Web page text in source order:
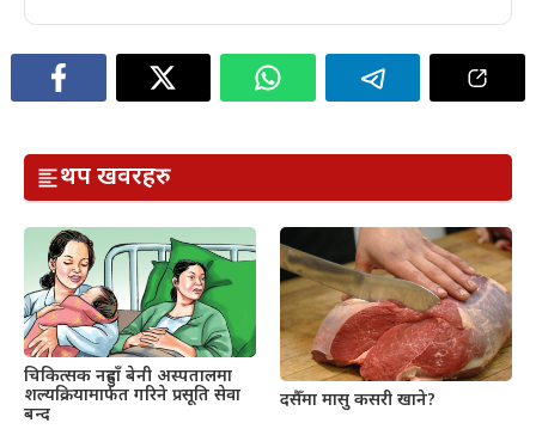
थप खवरहरु
चिकित्सक नहुदाँ बेनी अस्पतालमा
शल्यक्रियामार्फत गरिने प्रसूति सेवा
बन्द
दसैँमा मासु कसरी खाने?